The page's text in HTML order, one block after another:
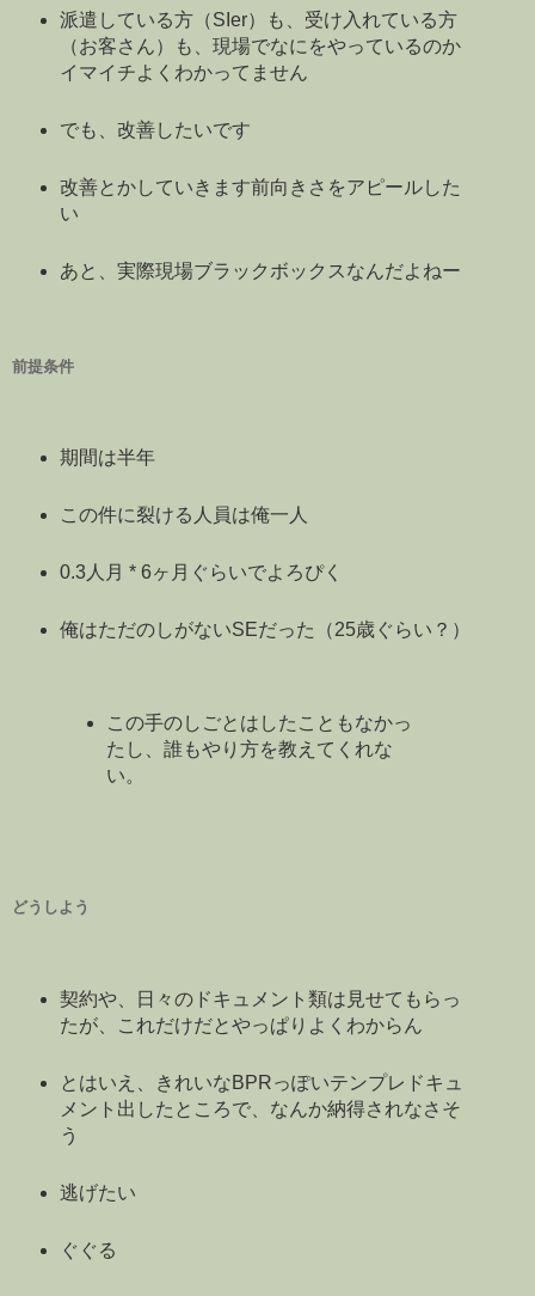
派遣している方（SIer）も、受け入れている方
（お客さん）も、現場でなにをやっているのか
イマイチよくわかってません
でも、改善したいです
改善とかしていきます前向きさをアピールした
い
あと、実際現場ブラックボックスなんだよねー
前提条件
期間は半年
この件に裂ける人員は俺一人
0.3人月 * 6ヶ月ぐらいでよろぴく
俺はただのしがないSEだった（25歳ぐらい？）
この手のしごとはしたこともなかっ
たし、誰もやり方を教えてくれな
い。
どうしよう
契約や、日々のドキュメント類は見せてもらっ
たが、これだけだとやっぱりよくわからん
とはいえ、きれいなBPRっぽいテンプレドキュ
メント出したところで、なんか納得されなさそ
う
逃げたい
ぐぐる